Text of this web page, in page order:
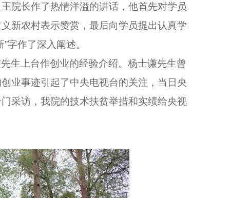
院长作了热情洋溢的讲话，他首先对学员
新农村表示赞赏，最后向学员提出认真学
”字作了深入阐述。
生上台作创业的经验介绍。杨士谦先生曾
业事迹引起了中央电视台的关注，当日央
采访，我院的技术扶贫举措和实绩给央视